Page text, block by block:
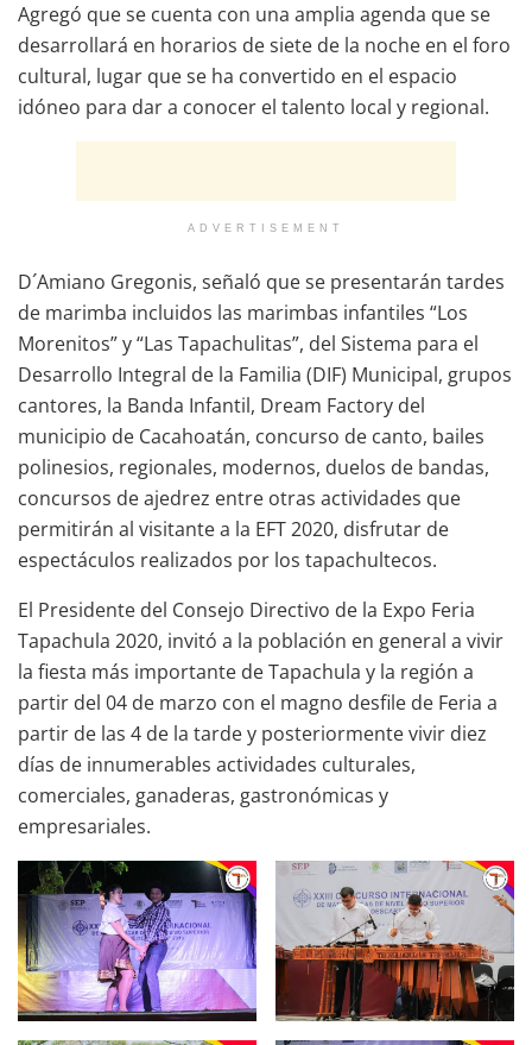
Agregó que se cuenta con una amplia agenda que se
desarrollará en horarios de siete de la noche en el foro
cultural, lugar que se ha convertido en el espacio
idóneo para dar a conocer el talento local y regional.
ADVERTISEMENT
D´Amiano Gregonis, señaló que se presentarán tardes
de marimba incluidos las marimbas infantiles “Los
Morenitos” y “Las Tapachulitas”, del Sistema para el
Desarrollo Integral de la Familia (DIF) Municipal, grupos
cantores, la Banda Infantil, Dream Factory del
municipio de Cacahoatán, concurso de canto, bailes
polinesios, regionales, modernos, duelos de bandas,
concursos de ajedrez entre otras actividades que
permitirán al visitante a la EFT 2020, disfrutar de
espectáculos realizados por los tapachultecos.
El Presidente del Consejo Directivo de la Expo Feria
Tapachula 2020, invitó a la población en general a vivir
la fiesta más importante de Tapachula y la región a
partir del 04 de marzo con el magno desfile de Feria a
partir de las 4 de la tarde y posteriormente vivir diez
días de innumerables actividades culturales,
comerciales, ganaderas, gastronómicas y
empresariales.